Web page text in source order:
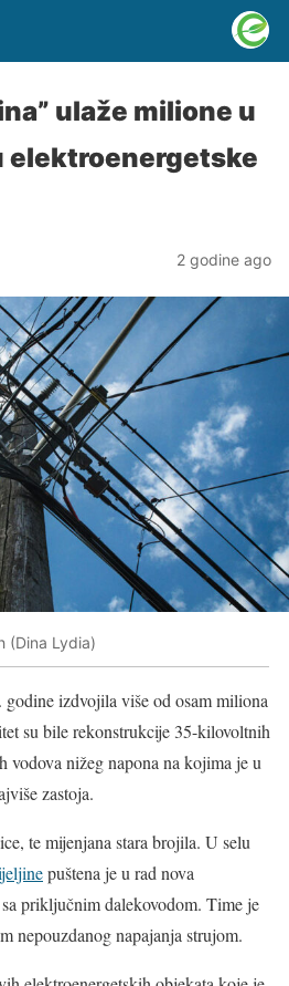
ulaže milione u
elektroenergetske
2 godine ago
(Dina Lydia)
izdvojila više od osam miliona
su bile rekonstrukcije 35-kilovoltnih
vodova nižeg napona na kojima je u
zastoja.
te mijenjana stara brojila. U selu
puštena je u rad nova
priključnim dalekovodom. Time je
nepouzdanog napajanja strujom.